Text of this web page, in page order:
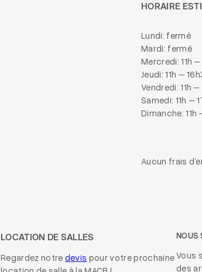
HORAIRE
Lundi: fermé
Mardi: fermé
Mercredi: 11h
Jeudi: 11h –
Vendredi: 11h –
Samedi: 11h –
Dimanche: 11h
Aucun frais
LOCATION DE SALLES
Regardez notre devis pour votre prochaine
NOUS
Vous
des